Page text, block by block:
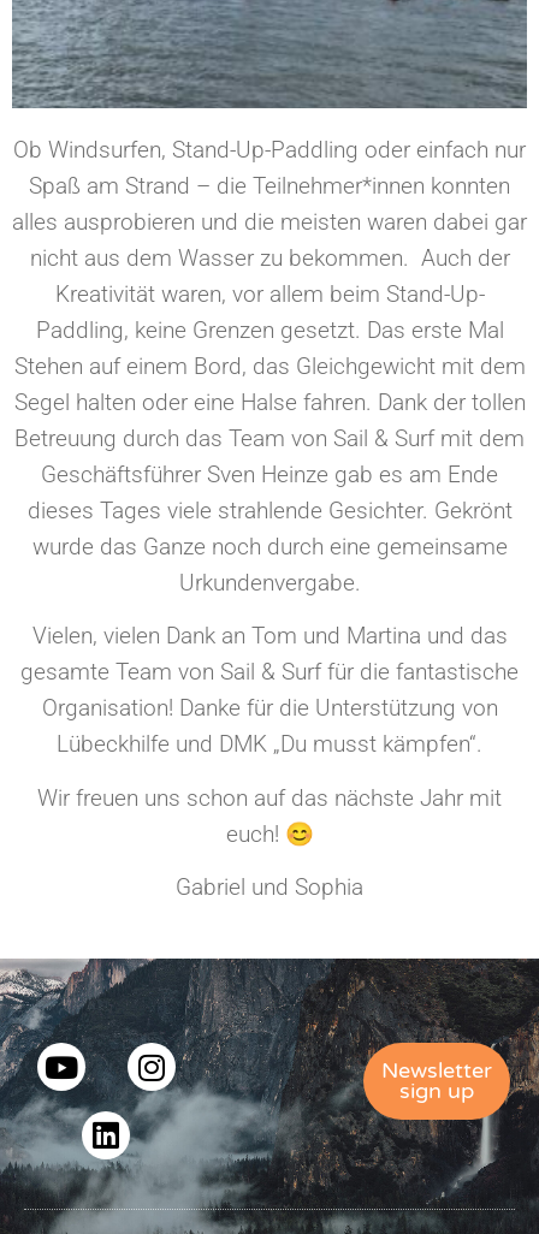
Ob Windsurfen, Stand-Up-Paddling oder einfach nur
Spaß am Strand – die Teilnehmer*innen konnten
alles ausprobieren und die meisten waren dabei gar
nicht aus dem Wasser zu bekommen. Auch der
Kreativität waren, vor allem beim Stand-Up-
Paddling, keine Grenzen gesetzt. Das erste Mal
Stehen auf einem Bord, das Gleichgewicht mit dem
Segel halten oder eine Halse fahren. Dank der tollen
Betreuung durch das Team von Sail & Surf mit dem
Geschäftsführer Sven Heinze gab es am Ende
dieses Tages viele strahlende Gesichter. Gekrönt
wurde das Ganze noch durch eine gemeinsame
Urkundenvergabe.
Vielen, vielen Dank an Tom und Martina und das
gesamte Team von Sail & Surf für die fantastische
Organisation! Danke für die Unterstützung von
Lübeckhilfe und DMK „Du musst kämpfen“.
Wir freuen uns schon auf das nächste Jahr mit
euch! 😊
Gabriel und Sophia
Newsletter
sign up